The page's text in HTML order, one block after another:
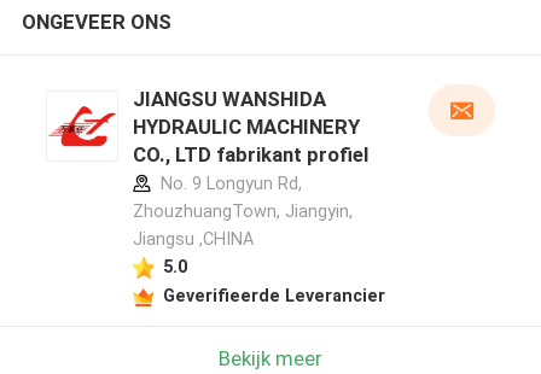
ONGEVEER ONS
JIANGSU WANSHIDA
HYDRAULIC MACHINERY
CO., LTD fabrikant profiel
No. 9 Longyun Rd,
ZhouzhuangTown, Jiangyin,
Jiangsu ,CHINA
5.0
Geverifieerde Leverancier
Bekijk meer